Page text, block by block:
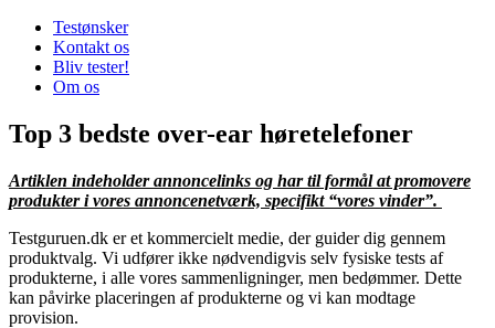
Testønsker
Kontakt os
Bliv tester!
Om os
Top 3 bedste over-ear høretelefoner
Artiklen indeholder annoncelinks og har til formål at promovere
produkter i vores annoncenetværk, specifikt “vores vinder”.
⁦Testguruen.dk⁩ er et kommercielt medie, der guider dig gennem
produktvalg. Vi udfører ikke nødvendigvis selv fysiske tests af
produkterne, i alle vores sammenligninger, men bedømmer. Dette
kan påvirke placeringen af produkterne og vi kan modtage
provision.